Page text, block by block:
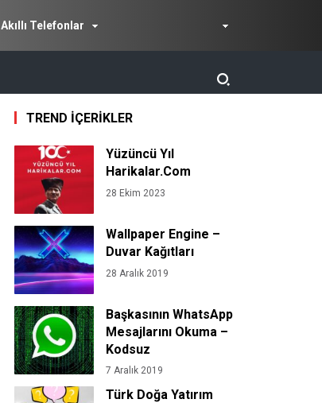
Akıllı Telefonlar
TREND İÇERİKLER
Yüzüncü Yıl
Harikalar.Com
28 Ekim 2023
Wallpaper Engine –
Duvar Kağıtları
28 Aralık 2019
Başkasının WhatsApp
Mesajlarını Okuma –
Kodsuz
7 Aralık 2019
Türk Doğa Yatırım